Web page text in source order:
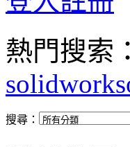
熱門搜索：
solidworks
搜尋：